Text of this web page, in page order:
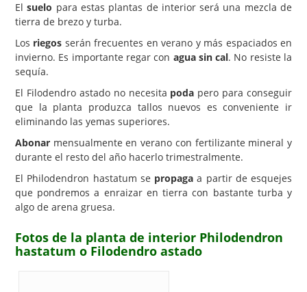
Elsuelo para estas plantas de interior será una mezcla de
tierra de brezo y turba.
Los riegos serán frecuentes en verano y más espaciados en
invierno. Es importante regar con agua sin cal. No resiste la
sequía.
El Filodendro astado no necesita poda pero para conseguir
que la planta produzca tallos nuevos es conveniente ir
eliminando las yemas superiores.
Abonar mensualmente en verano con fertilizante mineral y
durante el resto del año hacerlo trimestralmente.
El Philodendron hastatum se propaga a partir de esquejes
que pondremos a enraizar en tierra con bastante turba y
algo de arena gruesa.
Fotos de la planta de interior Philodendron
hastatum o Filodendro astado